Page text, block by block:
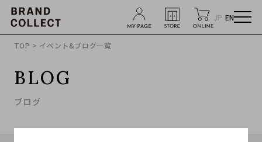
JP EN
TOP > イベント&ブログ一覧
BLOG
ブログ